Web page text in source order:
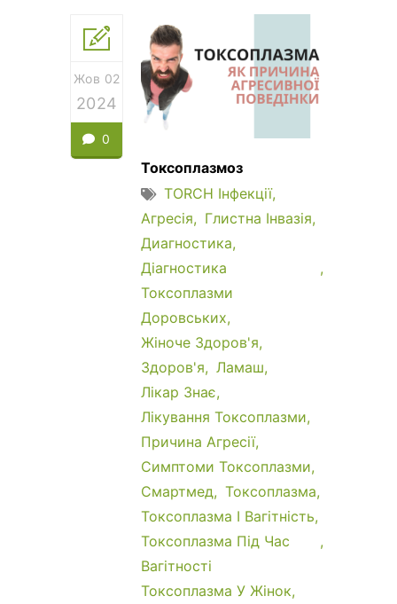
Жов 02
2024
0
Токсоплазмоз
TORCH Інфекції
Агресія
Глистна Інвазія
Диагностика
Діагностика
Токсоплазми
Доровських
Жіноче Здоров'я
Здоров'я
Ламаш
Лікар Знає
Лікування Токсоплазми
Причина Агресії
Симптоми Токсоплазми
Смартмед
Токсоплазма
Токсоплазма І Вагітність
Токсоплазма Під Час
Вагітності
Токсоплазма У Жінок